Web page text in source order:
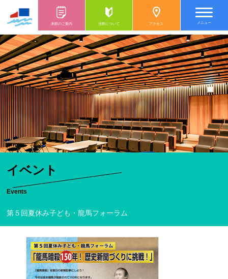
来館のご案内 当館について アクセス メニュー
イベント
Events
第５回夏休み子ども・龍馬フォーラム